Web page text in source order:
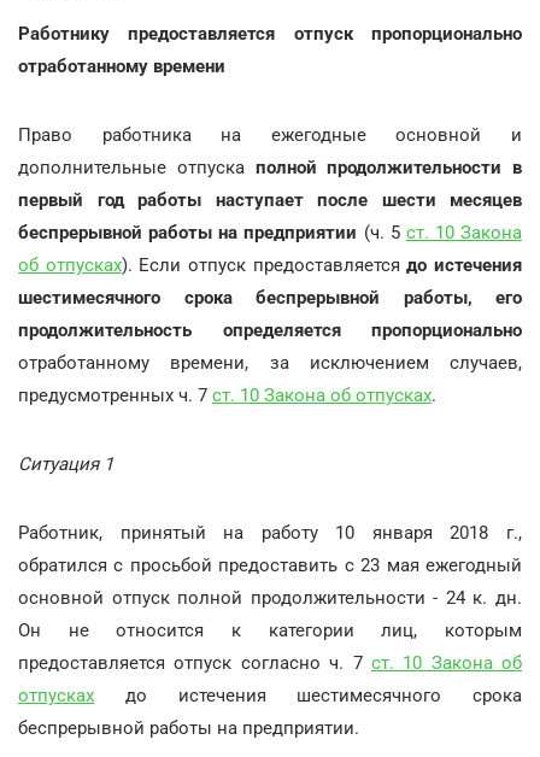
Работнику предоставляется отпуск пропорционально
отработанному времени
Право работника на ежегодные основной и
дополнительные отпуска полной продолжительности в
первый год работы наступает после шести месяцев
беспрерывной работы на предприятии (ч. 5 ст. 10 Закона
об отпусках). Если отпуск предоставляетсядо истечения
шестимесячного срока беспрерывной работы, его
продолжительность определяется пропорционально
отработанному времени, за исключением случаев,
предусмотренных ч. 7 ст. 10 Закона об отпусках.
Ситуация 1
Работник, принятый на работу 10 января 2018 г.,
обратился с просьбой предоставить с 23 мая ежегодный
основной отпуск полной продолжительности - 24 к. дн.
Он не относится к категории лиц, которым
предоставляется отпуск согласно ч. 7 ст. 10 Закона об
отпусках до истечения шестимесячного срока
беспрерывной работы на предприятии.